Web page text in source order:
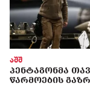
აშშ
ᲞᲔᲜᲢᲐᲒᲝᲜᲛᲐ
ᲬᲐᲠᲛᲝᲔᲑᲘᲡ